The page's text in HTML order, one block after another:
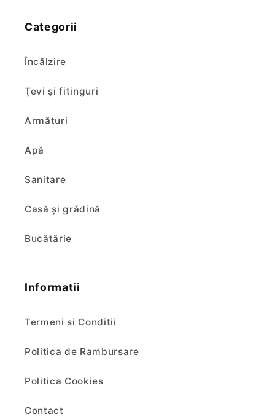
Categorii
Încălzire
Ţevi şi fitinguri
Armături
Apă
Sanitare
Casă și grădină
Bucătărie
Informatii
Termeni si Conditii
Politica de Rambursare
Politica Cookies
Contact